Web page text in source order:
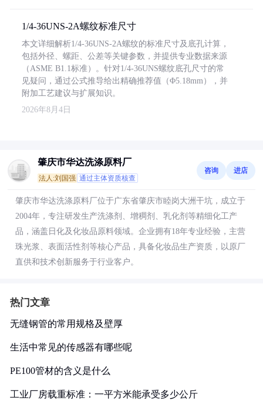
1/4-36UNS-2A螺纹标准尺寸
本文详细解析1/4-36UNS-2A螺纹的标准尺寸及底孔计算，
包括外径、螺距、公差等关键参数，并提供专业数据来源
（ASME B1.1标准）。针对1/4-36UNS螺纹底孔尺寸的常
见疑问，通过公式推导给出精确推荐值（Φ5.18mm），并
附加工艺建议与扩展知识。
2026年8月4日
肇庆市华达洗涤原料厂
法人:刘国强 通过主体资质核查
咨询 进店
肇庆市华达洗涤原料厂位于广东省肇庆市睦岗大洲干坑，成立于
2004年，专注研发生产洗涤剂、增稠剂、乳化剂等精细化工产
品，涵盖日化及化妆品原料领域。企业拥有18年专业经验，主营
珠光浆、表面活性剂等核心产品，具备化妆品生产资质，以原厂
直供和技术创新服务于行业客户。
热门文章
无缝钢管的常用规格及壁厚
生活中常见的传感器有哪些呢
PE100管材的含义是什么
工业厂房载重标准：一平方米能承受多少公斤